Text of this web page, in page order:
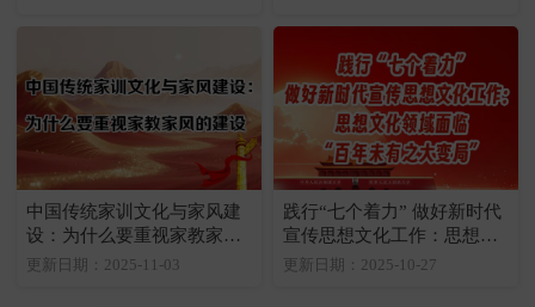
中国传统家训文化与家风建
设：为什么要重视家教家风
的建设
更新日期：2025-11-03
践行“七个着力” 做好新时代
宣传思想文化工作：思想文
化领域面临“百年未有之大变
更新日期：2025-10-27